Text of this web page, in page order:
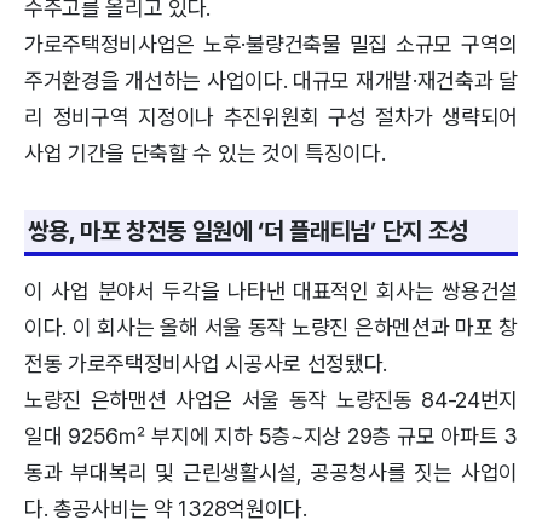
수주고를 올리고 있다.
가로주택정비사업은 노후·불량건축물 밀집 소규모 구역의
주거환경을 개선하는 사업이다. 대규모 재개발·재건축과 달
리 정비구역 지정이나 추진위원회 구성 절차가 생략되어
사업 기간을 단축할 수 있는 것이 특징이다.
쌍용, 마포 창전동 일원에 ‘더 플래티넘’ 단지 조성
이 사업 분야서 두각을 나타낸 대표적인 회사는 쌍용건설
이다. 이 회사는 올해 서울 동작 노량진 은하멘션과 마포 창
전동 가로주택정비사업 시공사로 선정됐다.
노량진 은하맨션 사업은 서울 동작 노량진동 84-24번지
일대 9256㎡ 부지에 지하 5층~지상 29층 규모 아파트 3
동과 부대복리 및 근린생활시설, 공공청사를 짓는 사업이
다. 총공사비는 약 1328억원이다.